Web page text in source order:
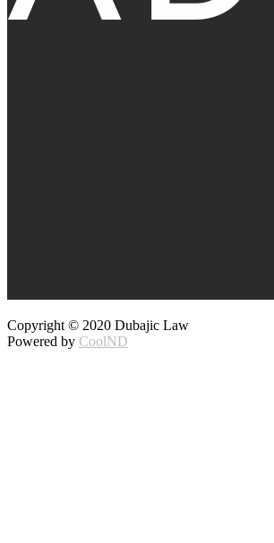
Copyright © 2020 Dubajic Law
Powered by CoolND